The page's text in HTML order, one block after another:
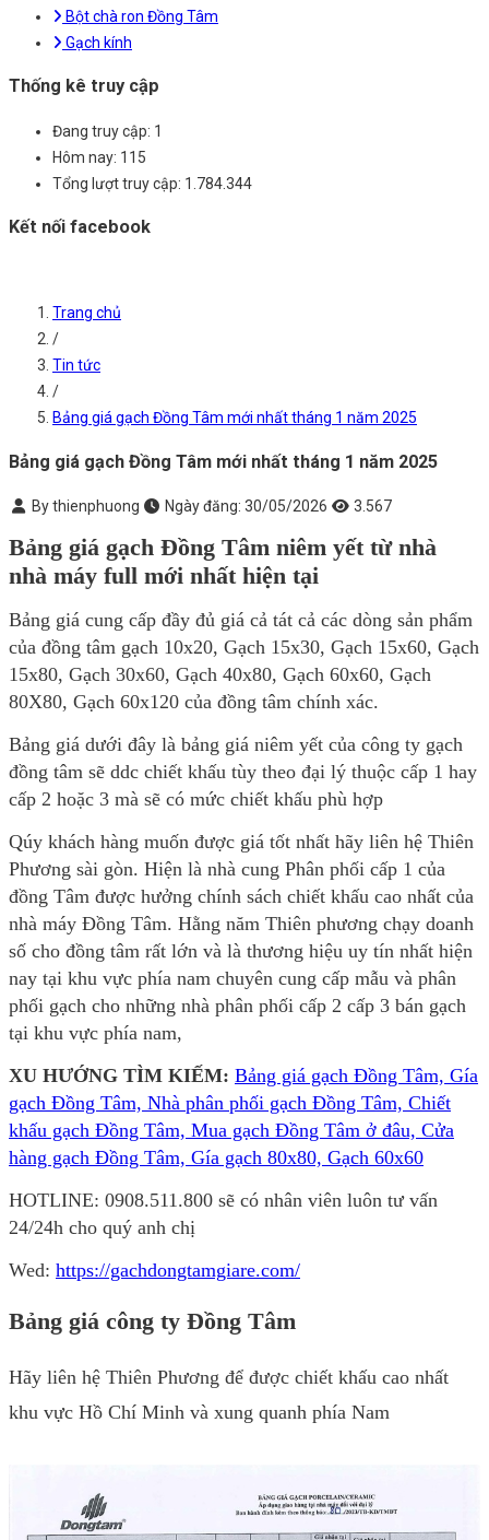
Bột chà ron Đồng Tâm
Gạch kính
Thống kê truy cập
Đang truy cập: 1
Hôm nay: 115
Tổng lượt truy cập: 1.784.344
Kết nối facebook
Trang chủ
/
Tin tức
/
Bảng giá gạch Đồng Tâm mới nhất tháng 1 năm 2025
Bảng giá gạch Đồng Tâm mới nhất tháng 1 năm 2025
By thienphuong Ngày đăng: 30/05/2026 3.567
Bảng giá gạch Đồng Tâm niêm yết từ nhà
nhà máy full mới nhất hiện tại
Bảng giá cung cấp đầy đủ giá cả tát cả các dòng sản phẩm
của đồng tâm gạch 10x20, Gạch 15x30, Gạch 15x60, Gạch
15x80, Gạch 30x60, Gạch 40x80, Gạch 60x60, Gạch
80X80, Gạch 60x120 của đồng tâm chính xác.
Bảng giá dưới đây là bảng giá niêm yết của công ty gạch
đồng tâm sẽ ddc chiết khấu tùy theo đại lý thuộc cấp 1 hay
cấp 2 hoặc 3 mà sẽ có mức chiết khấu phù hợp
Qúy khách hàng muốn được giá tốt nhất hãy liên hệ Thiên
Phương sài gòn. Hiện là nhà cung Phân phối cấp 1 của
đồng Tâm được hưởng chính sách chiết khấu cao nhất của
nhà máy Đồng Tâm. Hằng năm Thiên phương chạy doanh
số cho đồng tâm rất lớn và là thương hiệu uy tín nhất hiện
nay tại khu vực phía nam chuyên cung cấp mẫu và phân
phối gạch cho những nhà phân phối cấp 2 cấp 3 bán gạch
tại khu vực phía nam,
XU HƯỚNG TÌM KIẾM: Bảng giá gạch Đồng Tâm, Gía
gạch Đồng Tâm, Nhà phân phối gạch Đồng Tâm, Chiết
khấu gạch Đồng Tâm, Mua gạch Đồng Tâm ở đâu, Cửa
hàng gạch Đồng Tâm, Gía gạch 80x80, Gạch 60x60
HOTLINE: 0908.511.800 sẽ có nhân viên luôn tư vấn
24/24h cho quý anh chị
Wed: https://gachdongtamgiare.com/
Bảng giá công ty Đồng Tâm
Hãy liên hệ Thiên Phương để được chiết khấu cao nhất
khu vực Hồ Chí Minh và xung quanh phía Nam